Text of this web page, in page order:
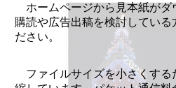
ホームページから見本紙が
購読や広告出稿を検討している
ださい。
ファイルサイズを小さくす